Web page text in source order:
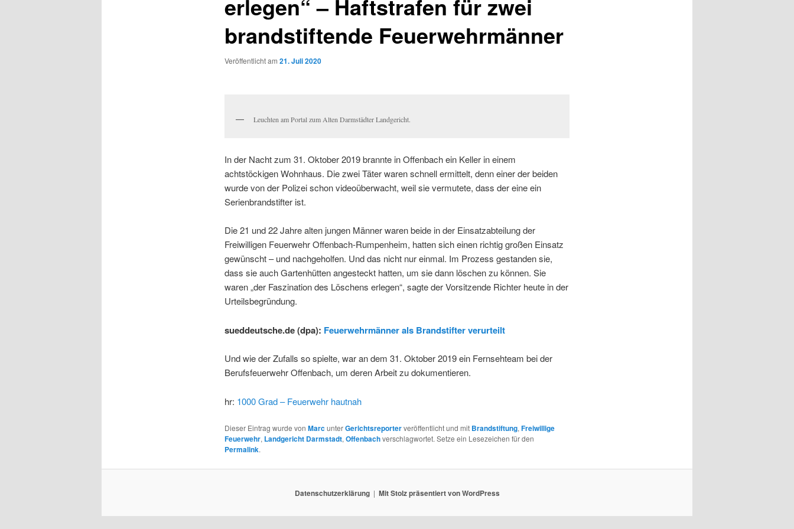
erlegen“ – Haftstrafen für zwei
brandstiftende Feuerwehrmänner
Veröffentlicht am 21. Juli 2020
Leuchten am Portal zum Alten Darmstädter Landgericht.
In der Nacht zum 31. Oktober 2019 brannte in Offenbach ein Keller in einem
achtstöckigen Wohnhaus. Die zwei Täter waren schnell ermittelt, denn einer der beiden
wurde von der Polizei schon videoüberwacht, weil sie vermutete, dass der eine ein
Serienbrandstifter ist.
Die 21 und 22 Jahre alten jungen Männer waren beide in der Einsatzabteilung der
Freiwilligen Feuerwehr Offenbach-Rumpenheim, hatten sich einen richtig großen Einsatz
gewünscht – und nachgeholfen. Und das nicht nur einmal. Im Prozess gestanden sie,
dass sie auch Gartenhütten angesteckt hatten, um sie dann löschen zu können. Sie
waren „der Faszination des Löschens erlegen“, sagte der Vorsitzende Richter heute in der
Urteilsbegründung.
sueddeutsche.de (dpa): Feuerwehrmänner als Brandstifter verurteilt
Und wie der Zufalls so spielte, war an dem 31. Oktober 2019 ein Fernsehteam bei der
Berufsfeuerwehr Offenbach, um deren Arbeit zu dokumentieren.
hr: 1000 Grad – Feuerwehr hautnah
Dieser Eintrag wurde von MarcunterGerichtsreporterveröffentlicht und mit Brandstiftung, Freiwillige
Feuerwehr, Landgericht Darmstadt, Offenbachverschlagwortet. Setze ein Lesezeichen für den
Permalink.
Datenschutzerklärung Mit Stolz präsentiert von WordPress